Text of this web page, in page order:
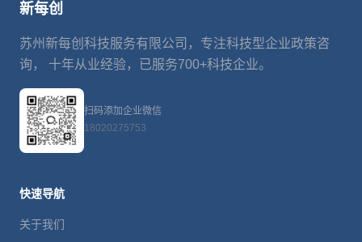
新每创
苏州新每创科技服务有限公司，专注科技型企业政策咨
询， 十年从业经验，已服务700+科技企业。
扫码添加企业微信
18020275753
快速导航
关于我们